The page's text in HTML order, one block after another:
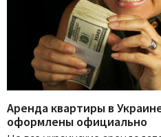
Аренда квартиры в
оформлены официально